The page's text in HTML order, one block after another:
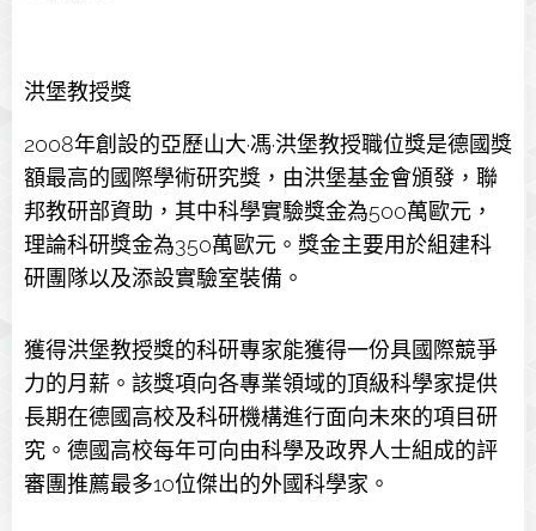
洪堡教授獎
2008年創設的亞歷山大·馮·洪堡教授職位獎是德國獎
額最高的國際學術研究獎，由洪堡基金會頒發，聯
邦教研部資助，其中科學實驗獎金為500萬歐元，
理論科研獎金為350萬歐元。獎金主要用於組建科
研團隊以及添設實驗室裝備。
獲得洪堡教授獎的科研專家能獲得一份具國際競爭
力的月薪。該獎項向各專業領域的頂級科學家提供
長期在德國高校及科研機構進行面向未來的項目研
究。德國高校每年可向由科學及政界人士組成的評
審團推薦最多10位傑出的外國科學家。